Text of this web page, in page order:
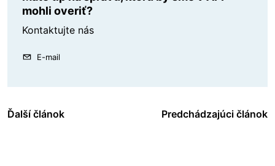
mohli overiť?
Kontaktujte nás
E-mail
Ďalší článok Predchádzajúci článok